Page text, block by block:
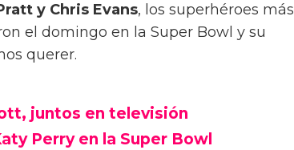
y Chris Evans, los superhéroes más
el domingo en la Super Bowl y su
querer.
juntos en televisión
Perry en la Super Bowl